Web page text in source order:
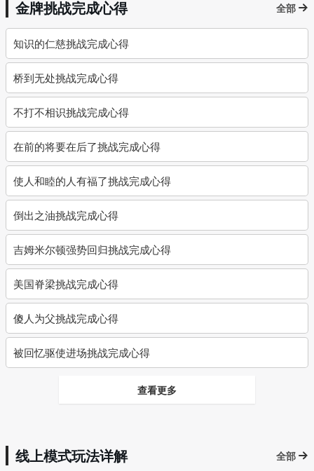
金牌挑战完成心得 全部
知识的仁慈挑战完成心得
桥到无处挑战完成心得
不打不相识挑战完成心得
在前的将要在后了挑战完成心得
使人和睦的人有福了挑战完成心得
倒出之油挑战完成心得
吉姆米尔顿强势回归挑战完成心得
美国脊梁挑战完成心得
傻人为父挑战完成心得
被回忆驱使进场挑战完成心得
查看更多
线上模式玩法详解 全部